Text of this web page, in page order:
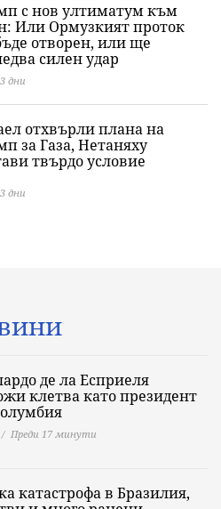
с нов ултиматум към
Или Ормузкият проток
отворен, или ще
силен удар
дни
отхвърли плана на
за Газа, Нетаняху
твърдо условие
дни
де ла Есприеля
клетва като президент
Преди 17 минути
катастрофа в Бразилия,